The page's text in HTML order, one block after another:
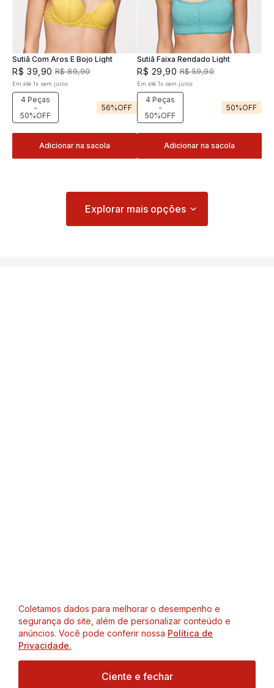
Coletamos dados para melhorar o desempenho e
segurança do site, além de personalizar conteúdo e
anúncios. Você pode conferir nossa Política de
Privacidade.
Ciente e fechar
Sutiã Com Aros E Bojo Light
R$ 39 90 R$ 89,90
Em até1x sem juros
4 Peças
-
50%OFF
56%OFF
Adicionar na sacola
Sutiã Faixa Rendado Light
R$ 29 ,90 R$ 59,90
Em até 1x sem juros
4 Peças
-
50%OFF
50%OFF
Adicionar na sacola